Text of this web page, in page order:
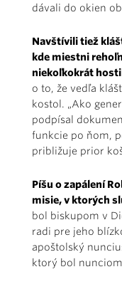
dávali do okien
Navštívili tiež
kde miestni
niekoľkokrát
o to, že vedľa
kostol. „Ako
podpísal
funkcie po ňom,
približuje prior
Píšu o zapálení
misie, v ktorých
bol biskupom v
radi pre jeho
apoštolský
ktorý bol